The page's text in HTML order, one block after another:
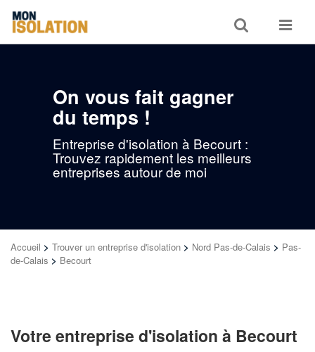
Toggle
search
Toggle
On vous fait gagner
du temps !
Entreprise d'isolation à Becourt :
Trouvez rapidement les meilleurs
entreprises autour de moi
Accueil > Trouver un entreprise d'isolation > Nord Pas-de-Calais > Pas-
de-Calais > Becourt
Votre entreprise d'isolation à Becourt